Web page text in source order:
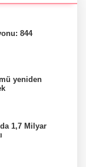
844
yeniden
1,7 Milyar